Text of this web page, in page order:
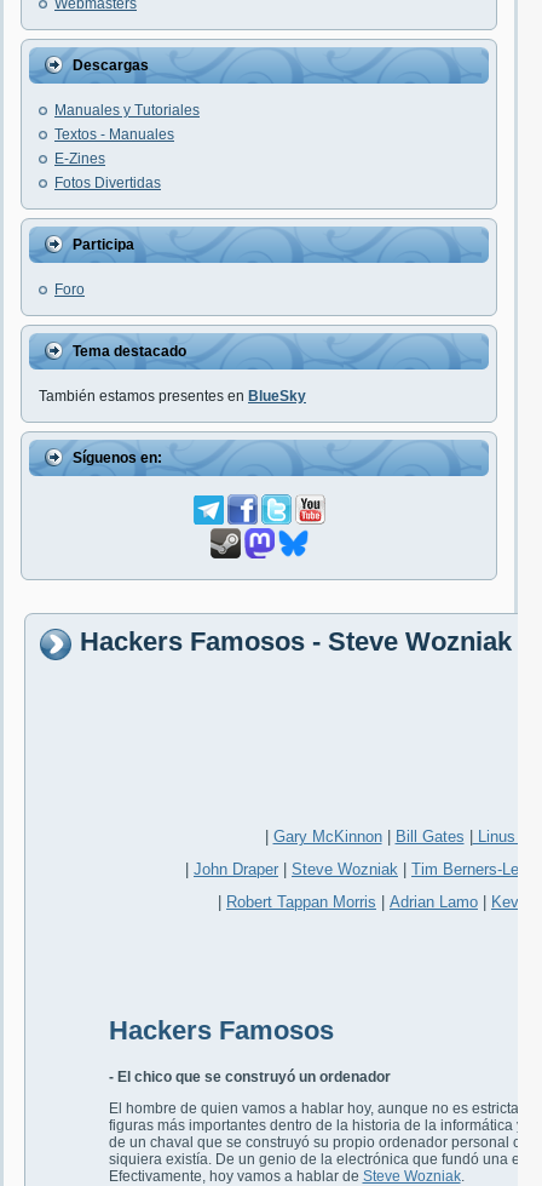
Webmasters
Descargas
Manuales y Tutoriales
Textos - Manuales
E-Zines
Fotos Divertidas
Participa
Foro
Tema destacado
También estamos presentes en BlueSky
Síguenos en:
Hackers Famosos - Steve Wozniak
Gary McKinnon| Bill Gates
Linus
John Draper Steve Wozniak Tim Berners-Lee
Robert Tappan Morris Adrian Lamo Kevin
Hackers Famosos
- El chico que se construyó un ordenador
El hombre de quien vamos a hablar hoy, aunque no es
figuras más importantes dentro de la historia de la informática y
de un chaval que se construyó su propio ordenador personal
siquiera existía. De un genio de la electrónica que fundó una
Efectivamente, hoy vamos a hablar de Steve Wozniak.